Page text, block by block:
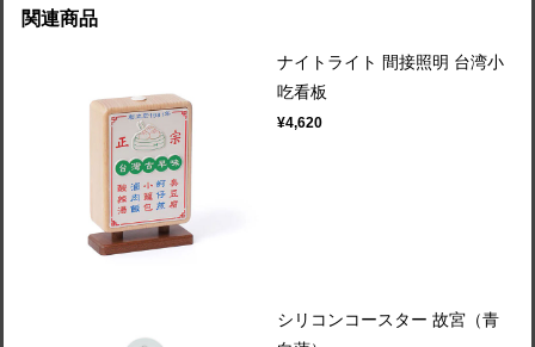
関連商品
ナイトライト 間接照明 台湾小
吃看板
¥4,620
シリコンコースター 故宮（青